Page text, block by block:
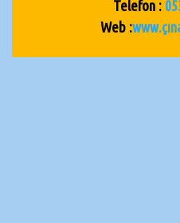
Telefon :
Web :